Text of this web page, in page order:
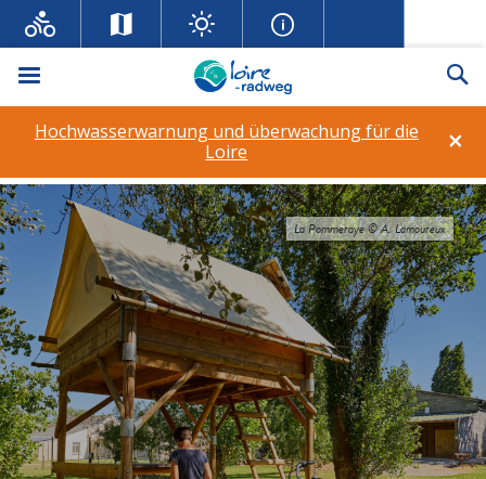
Menü
×
Hochwasserwarnung und überwachung für die
Loire
La Pommeraye © A. Lamoureux